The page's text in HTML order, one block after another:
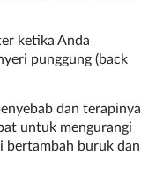
ketika Anda
punggung (back
dan terapinya
untuk mengurangi
bertambah buruk dan